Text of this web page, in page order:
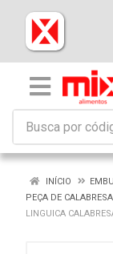
INÍCIO
PEÇA DE CALABRESA
LINGUICA